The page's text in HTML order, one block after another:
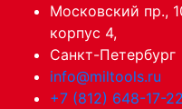
Московский пр.,
корпус 4,
Санкт-Петербург
info@miltools.ru
+7 (812) 648-17-22